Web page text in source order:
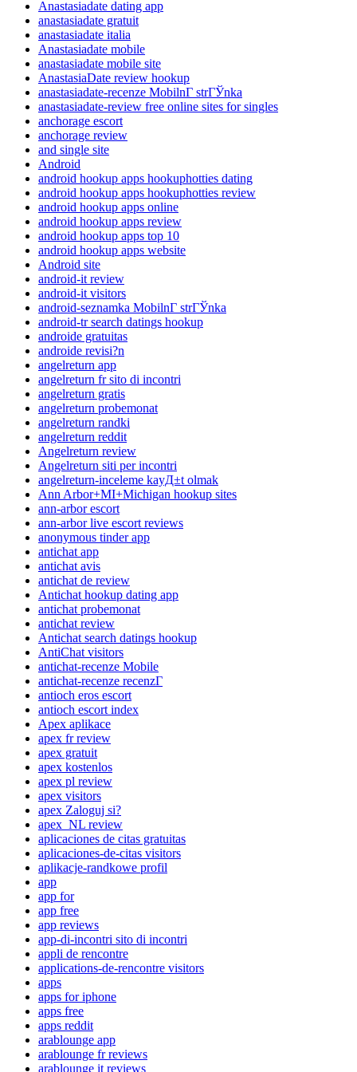
Anastasiadate dating app
anastasiadate gratuit
anastasiadate italia
Anastasiadate mobile
anastasiadate mobile site
AnastasiaDate review hookup
anastasiadate-recenze MobilnГ­ strГЎnka
anastasiadate-review free online sites for singles
anchorage escort
anchorage review
and single site
Android
android hookup apps hookuphotties dating
android hookup apps hookuphotties review
android hookup apps online
android hookup apps review
android hookup apps top 10
android hookup apps website
Android site
android-it review
android-it visitors
android-seznamka MobilnГ­ strГЎnka
android-tr search datings hookup
androide gratuitas
androide revisi?n
angelreturn app
angelreturn fr sito di incontri
angelreturn gratis
angelreturn probemonat
angelreturn randki
angelreturn reddit
Angelreturn review
Angelreturn siti per incontri
angelreturn-inceleme kayД±t olmak
Ann Arbor+MI+Michigan hookup sites
ann-arbor escort
ann-arbor live escort reviews
anonymous tinder app
antichat app
antichat avis
antichat de review
Antichat hookup dating app
antichat probemonat
antichat review
Antichat search datings hookup
AntiChat visitors
antichat-recenze Mobile
antichat-recenze recenzГ­
antioch eros escort
antioch escort index
Apex aplikace
apex fr review
apex gratuit
apex kostenlos
apex pl review
apex visitors
apex Zaloguj si?
apex_NL review
aplicaciones de citas gratuitas
aplicaciones-de-citas visitors
aplikacje-randkowe profil
app
app for
app free
app reviews
app-di-incontri sito di incontri
appli de rencontre
applications-de-rencontre visitors
apps
apps for iphone
apps free
apps reddit
arablounge app
arablounge fr reviews
arablounge it reviews